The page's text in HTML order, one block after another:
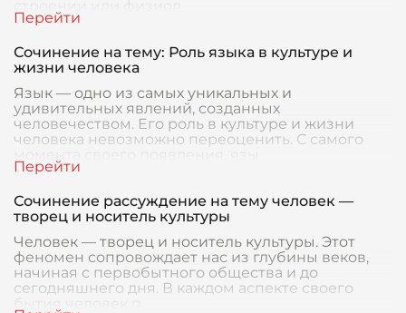
Сочинение на тему: Роль языка в культуре и
жизни человека
Язык — одно из самых уникальных и
удивительных явлений, созданных
человечеством. Его роль в культуре и жизни
человека невозможно переоценить. С самого
Сочинение рассуждение на тему человек —
творец и носитель культуры
Человек — творец и носитель культуры. Этот
феномен сопровождает нас из глубины веков,
начиная с первобытного общества и до
сегодняшнего дня. В каждом аспекте своего
бытия человек п